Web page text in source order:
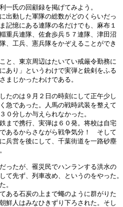
氏の回顧録を掲げてみよう。
出動した軍隊の総数がどのくらいだっ
記憶にある連隊の名だけでも、麻布１
重兵連隊、佐倉歩兵５７連隊、津田沼
、工兵、憲兵隊をかぞえることができ
、東京周辺はたいてい戒厳令勤務に
あり」というわけで実弾と銃剣をふる
まじかったわけである。
のは９月２日の時刻にして正午少し
急であった。人馬の戦時武装を整えて
０分しか与えられなかった。
で携行、実弾は６０発。将校は自宅
あるからさながら戦争気分！　そして
兵営を後にして、千葉街道を一路砂塵
たが、罹災民でハンランする洪水の
て先ず、列車改め、というのをやった。
。
ある石炭の上まで蠅のように群がりた
鮮人はみなひきずり下ろされた。そし